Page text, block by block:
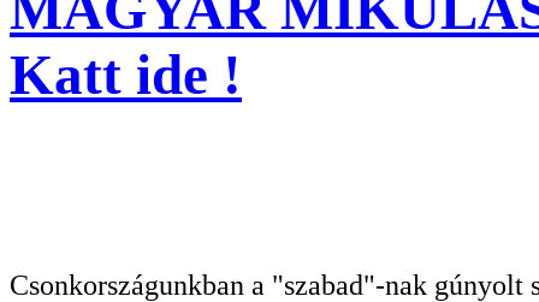
Katt ide !
Csonkországunkban a "szabad"-nak